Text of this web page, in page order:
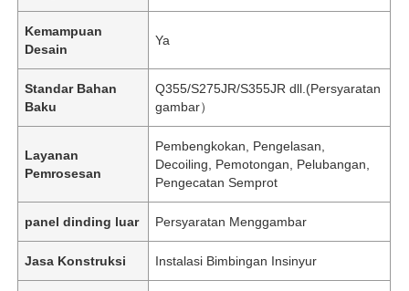
Kemampuan
Desain
Ya
Standar Bahan
Baku
Q355/S275JR/S355JR dll.(Persyaratan
gambar）
Layanan
Pemrosesan
Pembengkokan, Pengelasan,
Decoiling, Pemotongan, Pelubangan,
Pengecatan Semprot
panel dinding luar Persyaratan Menggambar
Jasa Konstruksi Instalasi Bimbingan Insinyur